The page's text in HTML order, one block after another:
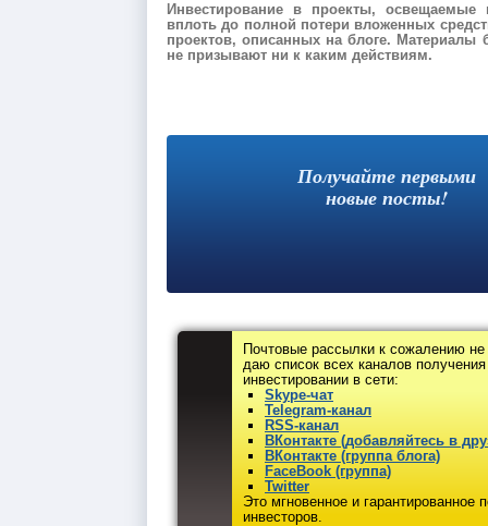
Инвестирование в проекты,
вплоть до полной потери вложенных
проектов, описанных на блоге.
не призывают ни к каким действиям.
Получайте первыми
новые посты!
Почтовые рассылки к сожалению
даю список всех каналов
инвестировании в сети:
Skype-чат
Telegram-канал
RSS-канал
ВКонтакте (добавляйтесь в
ВКонтакте (группа блога)
FaceBook (группа)
Twitter
Это мгновенное и
инвесторов.